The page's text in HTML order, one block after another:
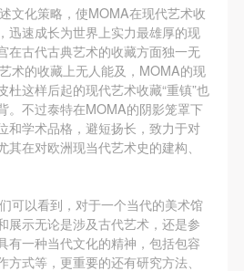
文化策略，使MOMA在现代艺术收
迅速成长为世界上实力最雄厚的现
在古代古典艺术的收藏方面独一无
术的收藏上无人能及，MOMA的现
杜这样后起的现代艺术收藏“重镇”也
。不过泰特在MOMA的阴影笼罩下
和学术品格，避短扬长，致力于对
在对欧洲现当代艺术史的建构、
可以看到，对于一个当代的美术馆
展示无论是涉及古代艺术，还是参
有一种当代文化的精神，包括包容
式等，更重要的还有研究方法、
民法院关于贯彻执行 《中华
若干问题的意见（试行）>的
许可方（甲方）和使用方（乙
经双方友好协商，甲乙双方就
使用达成如下一致协议：
的肖像权人，自愿将自己的
院美术馆是一所具有标志
民法院关于贯彻执行 《中华
若干问题的意见（试行）>的
许可方（甲方）和使用方（乙
经双方友好协商，甲乙双方就
使用达成如下一致协议：
的肖像权人，自愿将自己的
院美术馆是一所具有标志
民法院关于贯彻执行 《中华
若干问题的意见（试行）>的
许可方（甲方）和使用方（乙
经双方友好协商，甲乙双方就
使用达成如下一致协议：
的肖像权人，自愿将自己的
院美术馆是一所具有标志